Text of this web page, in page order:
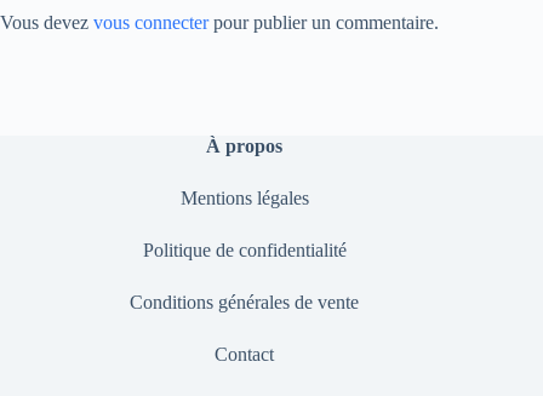
Vous devez vous connecterpour publier un commentaire.
À propos
Mentions légales
Politique de confidentialité
Conditions générales de vente
Contact